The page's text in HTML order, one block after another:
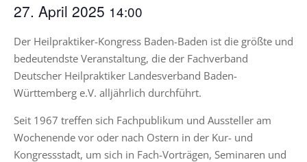
27. April 2025 14:00
Der Heilpraktiker-Kongress Baden-Baden ist die größte und
bedeutendste Veranstaltung, die der Fachverband
Deutscher Heilpraktiker Landesverband Baden-
Württemberg e.V. alljährlich durchführt.
Seit 1967 treffen sich Fachpublikum und Aussteller am
Wochenende vor oder nach Ostern in der Kur- und
Kongressstadt, um sich in Fach-Vorträgen, Seminaren und